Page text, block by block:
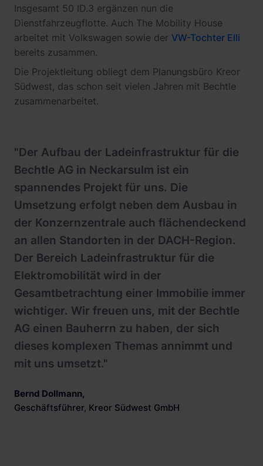
Insgesamt 50 ID.3 ergänzen nun die
Dienstfahrzeugflotte. Auch The Mobility House
arbeitet mit Volkswagen sowie der VW-Tochter Elli
bereits zusammen.
Die Projektleitung obliegt dem Planungsbüro Kreor
Südwest, das schon seit vielen Jahren mit Bechtle
zusammenarbeitet.
"Der Aufbau der Ladeinfrastruktur für die
Bechtle AG in Neckarsulm ist ein
spannendes Projekt für uns. Die
Umsetzung erfolgt neben dem Ausbau in
der Konzernzentrale auch flächendeckend
an allen Standorten in der DACH-Region.
Der Bereich Ladeinfrastruktur für die
Elektromobilität wird in der
Gesamtbetrachtung einer Immobilie immer
wichtiger. Wir freuen uns, mit der Bechtle
AG einen Bauherrn zu haben, der sich
dieses komplexen Themas annimmt und
mit uns umsetzt."
Bernd Dollmann,
Geschäftsführer, Kreor Südwest GmbH